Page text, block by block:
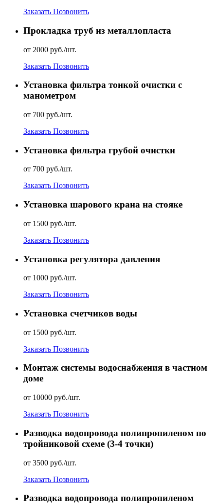
Заказать Позвонить
Прокладка труб из металлопласта
от 2000 руб./шт.
Заказать Позвонить
Установка фильтра тонкой очистки с
манометром
от 700 руб./шт.
Заказать Позвонить
Установка фильтра грубой очистки
от 700 руб./шт.
Заказать Позвонить
Установка шарового крана на стояке
от 1500 руб./шт.
Заказать Позвонить
Установка регулятора давления
от 1000 руб./шт.
Заказать Позвонить
Установка счетчиков воды
от 1500 руб./шт.
Заказать Позвонить
Монтаж системы водоснабжения в частном
доме
от 10000 руб./шт.
Заказать Позвонить
Разводка водопровода полипропиленом по
тройниковой схеме (3-4 точки)
от 3500 руб./шт.
Заказать Позвонить
Разводка водопровода полипропиленом